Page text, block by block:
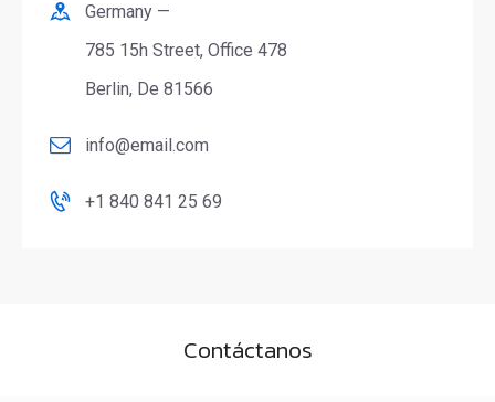
Germany —
785 15h Street, Office 478
Berlin, De 81566
info@email.com
+1 840 841 25 69
Contáctanos